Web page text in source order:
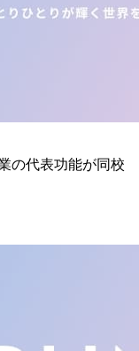
の代表功能が同校